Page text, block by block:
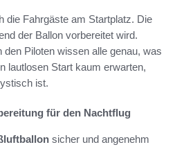
die Fahrgäste am Startplatz. Die
der Ballon vorbereitet wird.
Piloten wissen alle genau, was
lautlosen Start kaum erwarten,
ist.
für den Nachtflug
sicher und angenehm